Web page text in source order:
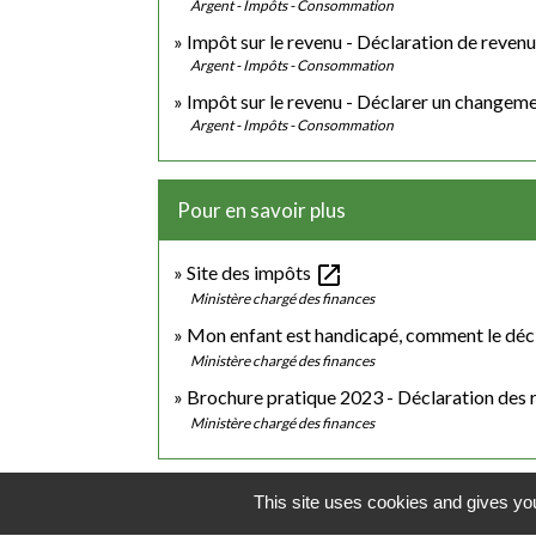
Argent - Impôts - Consommation
Impôt sur le revenu - Déclaration de
Argent - Impôts - Consommation
Impôt sur le revenu - Déclarer un
Argent - Impôts - Consommation
Pour en savoir plus
Site des impôts open_in_new
Ministère chargé des finances
Mon enfant est handicapé, comment le
Ministère chargé des finances
Brochure pratique 2023 - Déclaration des
Ministère chargé des finances
This site uses cookies and gives